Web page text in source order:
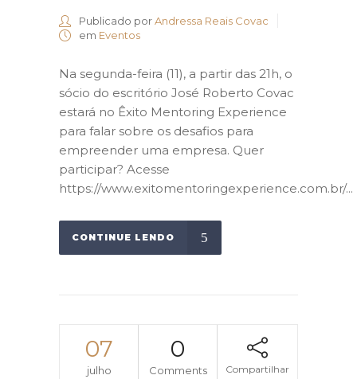
Publicado porAndressa Reais Covac
em Eventos
Na segunda-feira (11), a partir das 21h, o
sócio do escritório José Roberto Covac
estará no Êxito Mentoring Experience
para falar sobre os desafios para
empreender uma empresa. Quer
participar? Acesse
https://www.exitomentoringexperience.com.br/...
CONTINUE LENDO
07
julho
0
Comments Compartilhar